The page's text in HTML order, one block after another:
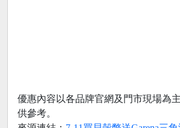
優惠內容以各品牌官網及門市現場為
供參考。